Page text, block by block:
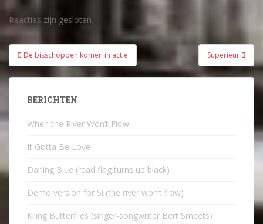
Reacties zijn gesloten.
Bericht
navigatie
De bisschoppen komen in actie Superieur
BERICHTEN
When the River Won’t Flow
It Gotta Be Love
Darling Blue (read flag turns up black)
Demo version for Si (the river won’t flow)
Kiling Butterflies (singer-songwriter Bert Smeets)